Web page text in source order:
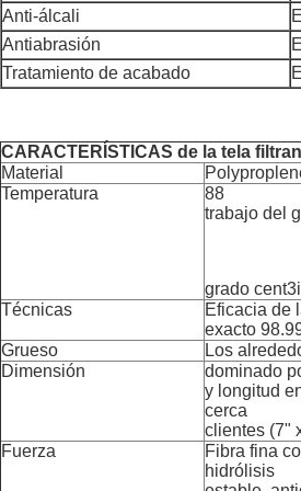
Anti-álcali
Antiabrasión
Tratamiento de acabado
CARACTERÍSTICAS de la tela
Material
Temperatura
88
trabajo del
grado
Técnicas
Eficacia de
exacto
Grueso
Los
Dimensión
dominado
y longitud
cerca
clientes (7"
Fuerza
Fibra fina
hidrólisis